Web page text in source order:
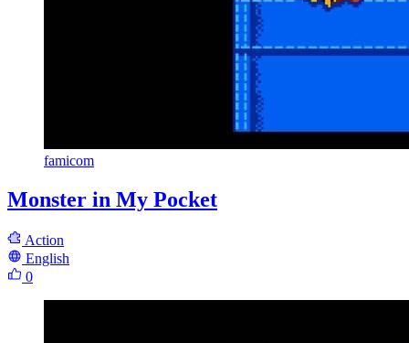
famicom
Monster in My Pocket
Action
English
0